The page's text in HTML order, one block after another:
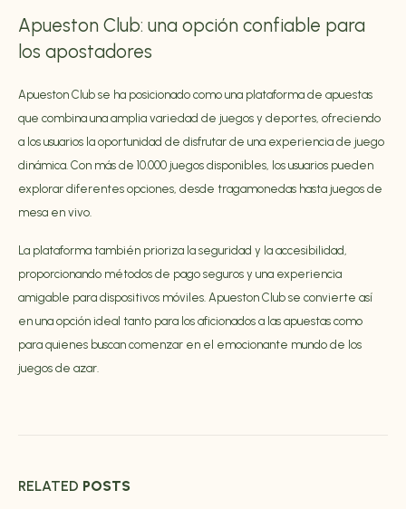
Apueston Club: una opción confiable para
los apostadores
Apueston Club se ha posicionado como una plataforma de apuestas
que combina una amplia variedad de juegos y deportes, ofreciendo
a los usuarios la oportunidad de disfrutar de una experiencia de juego
dinámica. Con más de 10.000 juegos disponibles, los usuarios pueden
explorar diferentes opciones, desde tragamonedas hasta juegos de
mesa en vivo.
La plataforma también prioriza la seguridad y la accesibilidad,
proporcionando métodos de pago seguros y una experiencia
amigable para dispositivos móviles. Apueston Club se convierte así
en una opción ideal tanto para los aficionados a las apuestas como
para quienes buscan comenzar en el emocionante mundo de los
juegos de azar.
RELATED POSTS